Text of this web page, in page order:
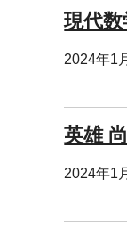
現代
2024年1
英雄
2024年1